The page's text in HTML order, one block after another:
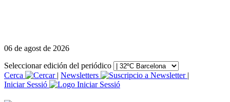
06 de agost de 2026
Seleccionar edición del periódico
Cerca
| Newsletters
|
Iniciar Sessió